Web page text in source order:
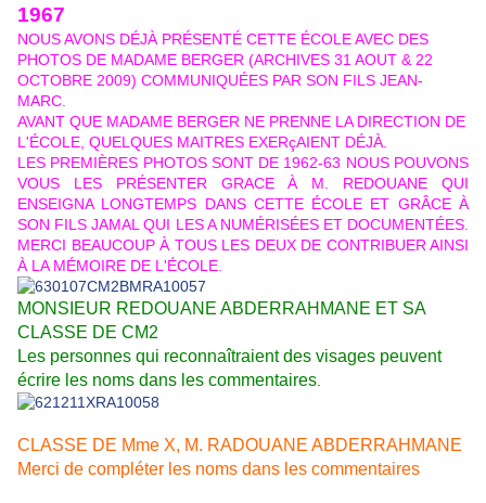
1967
NOUS AVONS DÉJÀ PRÉSENTÉ CETTE ÉCOLE AVEC DES
PHOTOS DE MADAME BERGER (ARCHIVES 31 AOUT & 22
OCTOBRE 2009) COMMUNIQUÉES PAR SON FILS JEAN-
MARC.
AVANT QUE MADAME BERGER NE PRENNE LA DIRECTION DE
L'ÉCOLE, QUELQUES MAITRES EXERçAIENT DÉJÀ.
LES PREMIÈRES PHOTOS SONT DE 1962-63 NOUS POUVONS
VOUS LES PRÉSENTER GRACE À M. REDOUANE QUI
ENSEIGNA LONGTEMPS DANS CETTE ÉCOLE ET GRÂCE À
SON FILS JAMAL QUI LES A NUMÉRISÉES ET DOCUMENTÉES.
MERCI BEAUCOUP À TOUS LES DEUX DE CONTRIBUER AINSI
À LA MÉMOIRE DE L'ÉCOLE.
MONSIEUR REDOUANE ABDERRAHMANE ET SA
CLASSE DE CM2
Les personnes qui reconnaîtraient des visages peuvent
écrire les noms dans les commentaires
CLASSE DE Mme X, M. RADOUANE ABDERRAHMANE
Merci de compléter les noms dans les commentaires